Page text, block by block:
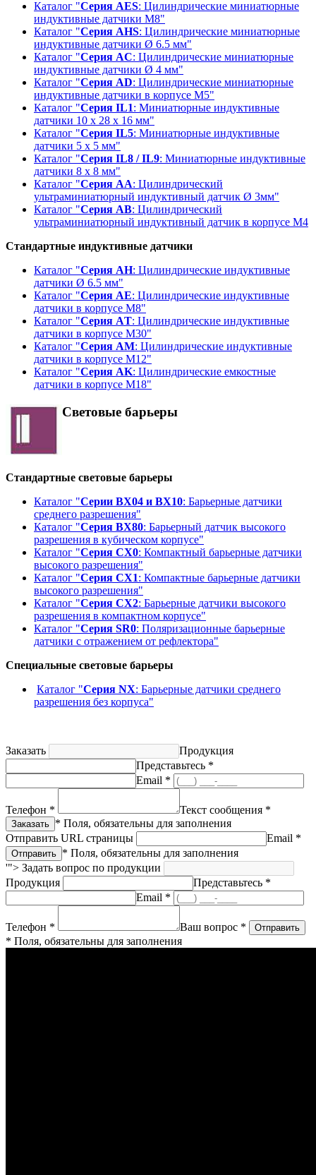
Каталог "Серия AES: Цилиндрические миниатюрные
индуктивные датчики М8"
Каталог "Серия AHS: Цилиндрические миниатюрные
индуктивные датчики Ø 6.5 мм"
Каталог "Серия АC: Цилиндрические миниатюрные
индуктивные датчики Ø 4 мм"
Каталог "Серия АD: Цилиндрические миниатюрные
индуктивные датчики в корпусе М5"
Каталог "Серия IL1: Миниатюрные индуктивные
датчики 10 x 28 x 16 мм"
Каталог "Серия IL5: Миниатюрные индуктивные
датчики 5 x 5 мм"
Каталог "Серия IL8 / IL9: Миниатюрные индуктивные
датчики 8 x 8 мм"
Каталог "Серия АA: Цилиндрический
ультраминиатюрный индуктивный датчик Ø 3мм"
Каталог "Серия АB: Цилиндрический
ультраминиатюрный индуктивный датчик в корпусе M4
Стандартные индуктивные датчики
Каталог "Серия АH: Цилиндрические индуктивные
датчики Ø 6.5 мм"
Каталог "Серия АE: Цилиндрические индуктивные
датчики в корпусе М8"
Каталог "Серия АT: Цилиндрические индуктивные
датчики в корпусе М30"
Каталог "Серия AM: Цилиндрические индуктивные
датчики в корпусе М12"
Каталог "Серия AK: Цилиндрические емкостные
датчики в корпусе M18"
Световые барьеры
Стандартные световые барьеры
Каталог "Серии BX04 и BX10: Барьерные датчики
среднего разрешения"
Каталог "Серия BX80: Барьерный датчик высокого
разрешения в кубическом корпусе"
Каталог "Серия CX0: Компактный барьерные датчики
высокого разрешения"
Каталог "Серия CX1: Компактные барьерные датчики
высокого разрешения"
Каталог "Серия CX2: Барьерные датчики высокого
разрешения в компактном корпусе"
Каталог "Серия SR0: Поляризационные барьерные
датчики с отражением от рефлектора"
Специальные световые барьеры
Каталог "Серия NX: Барьерные датчики среднего
разрешения без корпуса"
Заказать
Продукция
Представьтесь *
Email *
Телефон *
Текст сообщения *
* Поля, обязательны для заполнения
Отправить URL страницы
Email *
* Поля, обязательны для заполнения
'"> Задать вопрос по продукции
Продукция
Представьтесь *
Email *
Телефон *
Ваш вопрос *
* Поля, обязательны для заполнения